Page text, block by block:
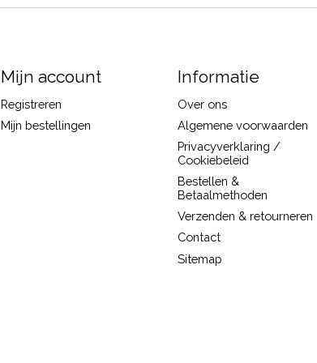
Mijn account
Registreren
Mijn bestellingen
Informatie
Over ons
Algemene voorwaarden
Privacyverklaring /
Cookiebeleid
Bestellen &
Betaalmethoden
Verzenden & retourneren
Contact
Sitemap